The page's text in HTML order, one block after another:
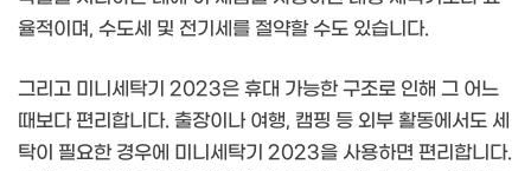
율적이며, 수도세 및 전기세를 절약할 수도 있습니다.
그리고 미니세탁기 2023은 휴대 가능한 구조로 인해 그 어느
때보다 편리합니다. 출장이나 여행, 캠핑 등 외부 활동에서도 세
탁이 필요한 경우에 미니세탁기 2023을 사용하면 편리합니다.